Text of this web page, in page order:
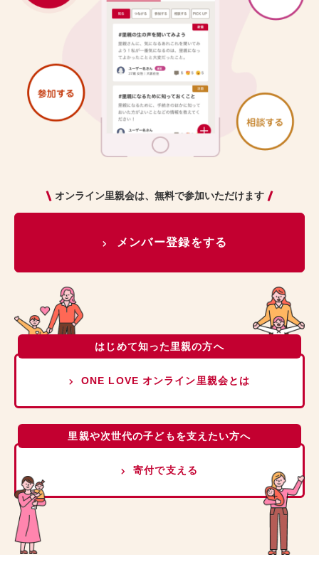
オンライン里親会は、無料で参加いただけます
メンバー登録をする
はじめて知った里親の方へ
ONE LOVE オンライン里親会とは
里親や次世代の子どもを支えたい方へ
寄付で支える